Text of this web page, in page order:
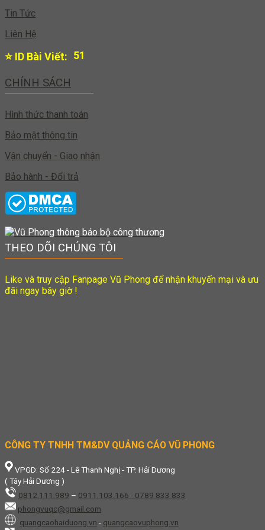
Tin Tức
Liên Hệ
⭐ ID Bài Viết: 50
CHÍNH SÁCH
Hình thức thanh toán
Bảo mật thông tin
Vận chuyển - Giao nhận
Bảo hành - Đổi trả
THEO DÕI CHÚNG TÔI
Like và truy cập Fanpage Vũ Phong để nhận khuyến mại và ưu
đãi ngay bây giờ !
CÔNG TY TNHH TM&DV QUẢNG CÁO VŨ PHONG
VPGD: Số 224 - Lê Thanh Nghị - TP. Hải Dương
( Tây Hải Dương )
0812.111.989 – 0911.103.166 - 0789 833 833
phongvuqc@gmail.com
quangcaohaiduong.vn - quangcaovuphong.vn